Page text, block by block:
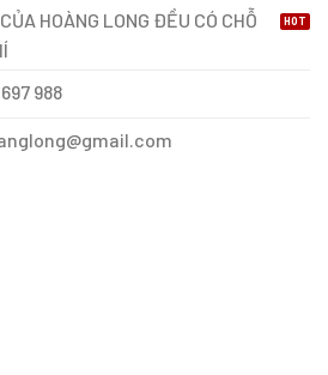
HOÀNG LONG ĐỀU CÓ CHỖ
988